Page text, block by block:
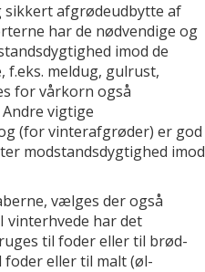
afgrødeudbytte af
har de nødvendige og
imod de
f.eks. meldug, gulrust,
for vårkorn også
vigtige
(for vinterafgrøder) er god
modstandsdygtighed imod
vælges der også
har det
til foder eller til brød-
eller til malt (øl-